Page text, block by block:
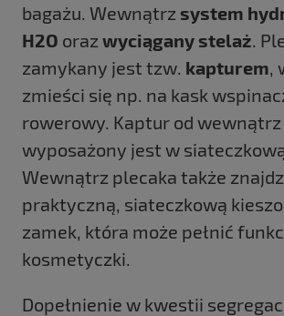
bagażu. Wewnątrz system
H2O oraz wyciągany stelaż .
zamykany jest tzw. kapturem
zmieści się np. na kask
rowerowy. Kaptur od wewnątrz
wyposażony jest w
Wewnątrz plecaka także
praktyczną, siateczkową
zamek, która może pełnić
kosmetyczki.
Dopełnienie w kwestii